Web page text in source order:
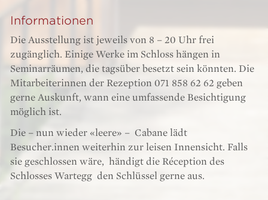
Informationen
Die Ausstellung ist jeweils von 8 – 20 Uhr frei
zugänglich. Einige Werke im Schloss hängen in
Seminarräumen, die tagsüber besetzt sein könnten. Die
Mitarbeiterinnen der Rezeption 071 858 62 62 geben
gerne Auskunft, wann eine umfassende Besichtigung
möglich ist.
Die – nun wieder «leere» – Cabane lädt
Besucher.innen weiterhin zur leisen Innensicht. Falls
sie geschlossen wäre, händigt die Réception des
Schlosses Wartegg den Schlüssel gerne aus.